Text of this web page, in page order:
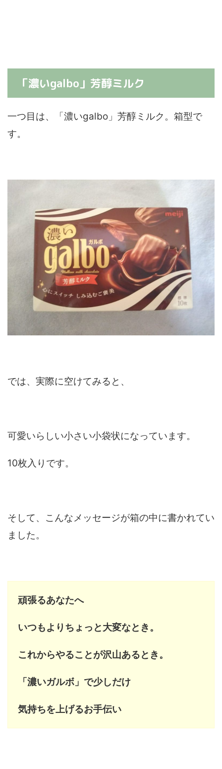
「濃いgalbo」芳醇ミルク
一つ目は、「濃いgalbo」芳醇ミルク。箱型で
す。
では、実際に空けてみると、
可愛いらしい小さい小袋状になっています。
10枚入りです。
そして、こんなメッセージが箱の中に書かれてい
ました。
頑張るあなたへ
いつもよりちょっと大変なとき。
これからやることが沢山あるとき。
「濃いガルボ」で少しだけ
気持ちを上げるお手伝い